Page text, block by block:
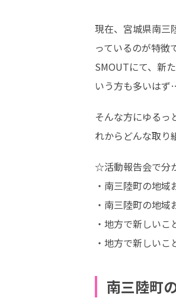
現在、宮城県南三
っているのが特徴
SMOUTにて、新
いう方も多いはず
そんな方にゆるっ
れからどんな取り
☆活動報告会で分
・南三陸町の地
・南三陸町の地
・地方で新しい
・地方で新しい
南三陸町